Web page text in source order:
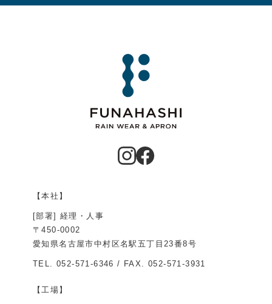
【本社】
[部署] 経理・人事
〒450-0002
愛知県名古屋市中村区名駅五丁目23番8号
TEL. 052-571-6346 / FAX. 052-571-3931
【工場】